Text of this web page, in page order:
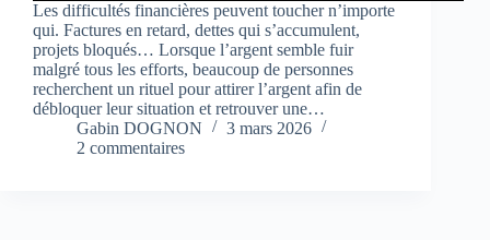
Les difficultés financières peuvent toucher n’importe
qui. Factures en retard, dettes qui s’accumulent,
projets bloqués… Lorsque l’argent semble fuir
malgré tous les efforts, beaucoup de personnes
recherchent un rituel pour attirer l’argent afin de
débloquer leur situation et retrouver une…
Gabin DOGNON
3 mars 2026
2 commentaires